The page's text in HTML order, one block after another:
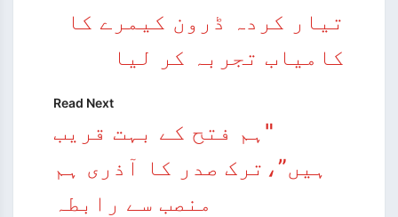
تیار کردہ ڈرون کیمرے کا
کامیاب تجربہ کر لیا
Read Next
"ہم فتح کے بہت قریب
ہیں”،ترک صدر کا آذری ہم
منصب سے رابطہ